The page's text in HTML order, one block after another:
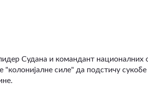
Судана и командант националних
"колонијалне силе" да подстичу